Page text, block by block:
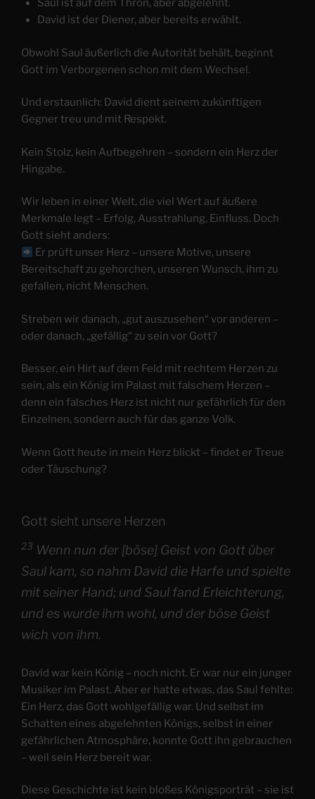
Saul ist auf dem Thron, aber abgelehnt.
David ist der Diener, aber bereits erwählt.
Obwohl Saul äußerlich die Autorität behält, beginnt
Gott im Verborgenen schon mit dem Wechsel.
Und erstaunlich: David dient seinem zukünftigen
Gegner treu und mit Respekt.
Kein Stolz, kein Aufbegehren – sondern ein Herz der
Hingabe.
Wir leben in einer Welt, die viel Wert auf äußere
Merkmale legt – Erfolg, Ausstrahlung, Einfluss. Doch
Gott sieht anders:
Er prüft unser Herz – unsere Motive, unsere
Bereitschaft zu gehorchen, unseren Wunsch, ihm zu
gefallen, nicht Menschen.
Streben wir danach, „gut auszusehen“ vor anderen –
oder danach, „gefällig“ zu sein vor Gott?
Besser, ein Hirt auf dem Feld mit rechtem Herzen zu
sein, als ein König im Palast mit falschem Herzen –
denn ein falsches Herz ist nicht nur gefährlich für den
Einzelnen, sondern auch für das ganze Volk.
Wenn Gott heute in mein Herz blickt – findet er Treue
oder Täuschung?
Gott sieht unsere Herzen
23 Wenn nun der [böse] Geist von Gott über
Saul kam, so nahm David die Harfe und spielte
mit seiner Hand; und Saul fand Erleichterung,
und es wurde ihm wohl, und der böse Geist
wich von ihm.
David war kein König – noch nicht. Er war nur ein junger
Musiker im Palast. Aber er hatte etwas, das Saul fehlte:
Ein Herz, das Gott wohlgefällig war. Und selbst im
Schatten eines abgelehnten Königs, selbst in einer
gefährlichen Atmosphäre, konnte Gott ihn gebrauchen
– weil sein Herz bereit war.
Diese Geschichte ist kein bloßes Königsporträt – sie ist